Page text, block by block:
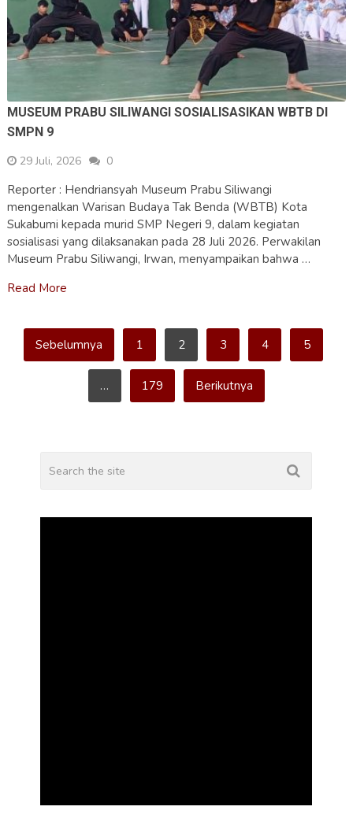
MUSEUM PRABU SILIWANGI SOSIALISASIKAN WBTB DI
SMPN 9
29 Juli, 2026
0
Reporter : Hendriansyah Museum Prabu Siliwangi
mengenalkan Warisan Budaya Tak Benda (WBTB) Kota
Sukabumi kepada murid SMP Negeri 9, dalam kegiatan
sosialisasi yang dilaksanakan pada 28 Juli 2026. Perwakilan
Museum Prabu Siliwangi, Irwan, menyampaikan bahwa …
Read More
Paginasi
pos
Sebelumnya 1 2 3 4 5
… 179 Berikutnya